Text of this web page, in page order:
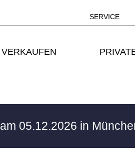
SERVICE
VERKAUFEN
am 05.12.2026 in